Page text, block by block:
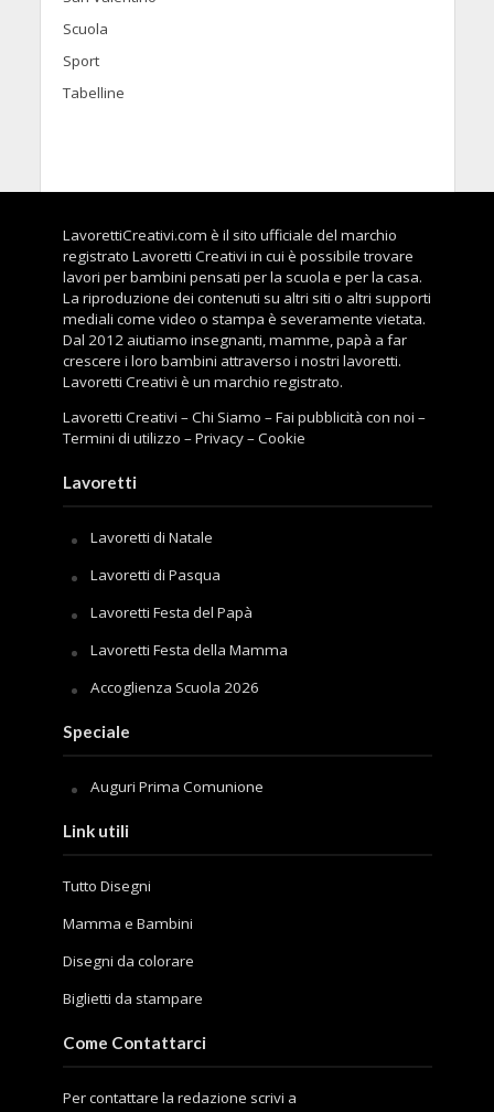
Scuola
Sport
Tabelline
LavorettiCreativi.com è il sito ufficiale del marchio
registrato Lavoretti Creativi in cui è possibile trovare
lavori per bambini pensati per la scuola e per la casa.
La riproduzione dei contenuti su altri siti o altri supporti
mediali come video o stampa è severamente vietata.
Dal 2012 aiutiamo insegnanti, mamme, papà a far
crescere i loro bambini attraverso i nostri lavoretti.
Lavoretti Creativi è un marchio registrato.
Lavoretti Creativi –Chi Siamo –Fai pubblicità con noi –
Termini di utilizzo –Privacy–Cookie
Lavoretti
Lavoretti di Natale
Lavoretti di Pasqua
Lavoretti Festa del Papà
Lavoretti Festa della Mamma
Accoglienza Scuola 2026
Speciale
Auguri Prima Comunione
Link utili
Tutto Disegni
Mamma e Bambini
Disegni da colorare
Biglietti da stampare
Come Contattarci
Per contattare la redazione scrivi a